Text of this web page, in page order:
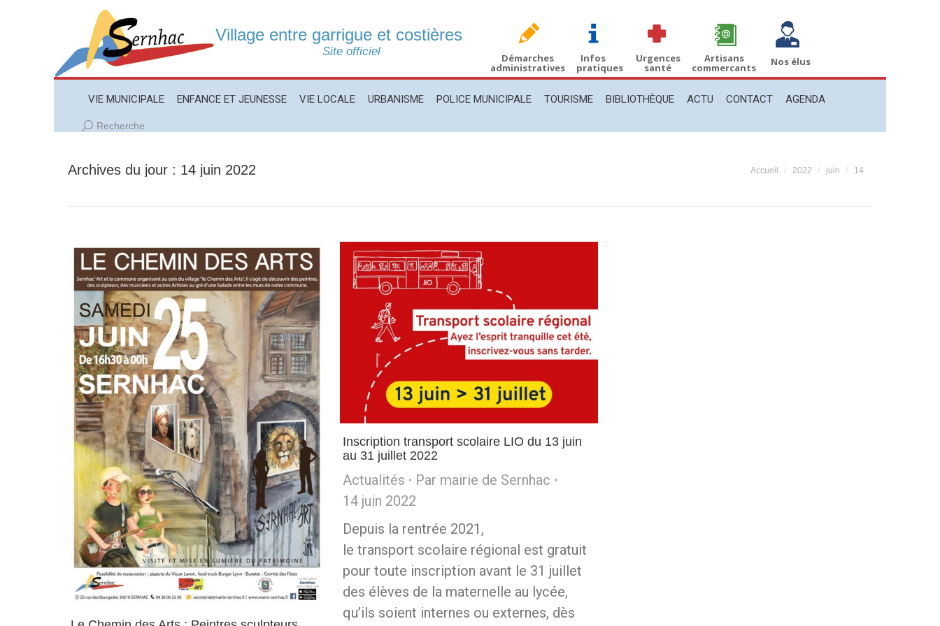
Village entre garrigue et costières
Site officiel Démarches
administratives
Infos
pratiques
Urgences
santé
Artisans
commercants Nos élus
VIE MUNICIPALE ENFANCE ET JEUNESSE VIE LOCALE URBANISME POLICE MUNICIPALE TOURISME BIBLIOTHÈQUE ACTU CONTACT AGENDA
Recherche
Recherche
Archives du jour : 14 juin 2022 Vous êtes ici :
Accueil 2022 juin 14
Inscription transport scolaire LIO du 13 juin
au 31 juillet 2022
Actualités Par mairie de Sernhac
14 juin 2022
Depuis la rentrée 2021,
le transport scolaire régional est gratuit
pour toute inscription avant le 31 juillet
des élèves de la maternelle au lycée,
qu’ils soient internes ou externes, dès
VIE MUNICIPALE ENFANCE ET JEUNESSE VIE LOCALE URBANISME POLICE MUNICIPALE TOURISME BIBLIOTHÈQUE CONTACT AGENDA